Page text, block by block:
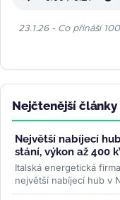
23.1.26 - Co přináší
Nejčtenější články
Největší nabíjecí
stání, výkon až 400
Italská energetická
největší nabíjecí hub v
nabídne 22...>>